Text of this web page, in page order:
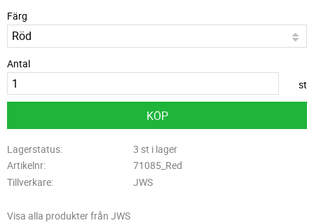
Färg
Antal
st
KÖP
Lagerstatus
3 st i lager
Artikelnr
71085_Red
Tillverkare
JWS
Visa alla produkter från JWS